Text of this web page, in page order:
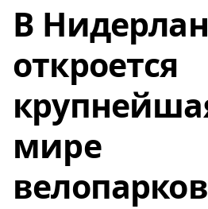
В
откроется
мире